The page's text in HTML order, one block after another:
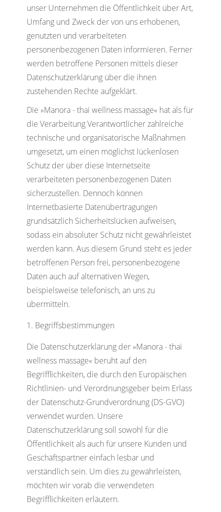
unser Unternehmen die Öffentlichkeit über Art,
Umfang und Zweck der von uns erhobenen,
genutzten und verarbeiteten
personenbezogenen Daten informieren. Ferner
werden betroffene Personen mittels dieser
Datenschutzerklärung über die ihnen
zustehenden Rechte aufgeklärt.
Die »Manora - thai wellness massage« hat als für
die Verarbeitung Verantwortlicher zahlreiche
technische und organisatorische Maßnahmen
umgesetzt, um einen möglichst lückenlosen
Schutz der über diese Internetseite
verarbeiteten personenbezogenen Daten
sicherzustellen. Dennoch können
Internetbasierte Datenübertragungen
grundsätzlich Sicherheitslücken aufweisen,
sodass ein absoluter Schutz nicht gewährleistet
werden kann. Aus diesem Grund steht es jeder
betroffenen Person frei, personenbezogene
Daten auch auf alternativen Wegen,
beispielsweise telefonisch, an uns zu
übermitteln.
Begriffsbestimmungen
Die Datenschutzerklärung der »Manora - thai
wellness massage« beruht auf den
Begrifflichkeiten, die durch den Europäischen
Richtlinien- und Verordnungsgeber beim Erlass
der Datenschutz-Grundverordnung (DS-GVO)
verwendet wurden. Unsere
Datenschutzerklärung soll sowohl für die
Öffentlichkeit als auch für unsere Kunden und
Geschäftspartner einfach lesbar und
verständlich sein. Um dies zu gewährleisten,
möchten wir vorab die verwendeten
Begrifflichkeiten erläutern.